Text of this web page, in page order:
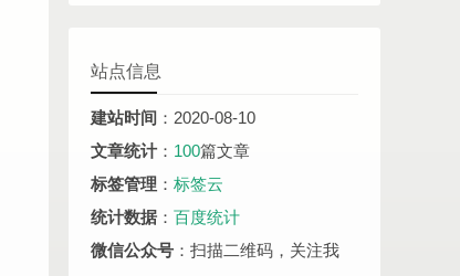
站点信息
建站时间 ：2020-08-10
文章统计： 100篇文章
标签管理 ： 标签云
统计数据 ： 百度统计
微信公众号 ：扫描二维码，关注我